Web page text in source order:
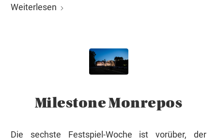
Weiterlesen
Milestone Monrepos
Die sechste Festspiel-Woche ist vorüber, der